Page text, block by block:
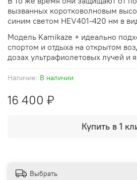
Наличие: В наличии
16 400 ₽
Купить в 1
вызванных коротковолновым
синим светом HEV401-420 нм в
Модель Kamikaze + идеально
спортом и отдыха на открытом
дозах ультрафиолетовых лучей и
Выбрать